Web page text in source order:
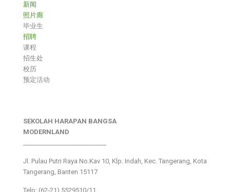
新闻
照片廊
毕业生
招聘
课程
招生处
校历
预定活动
SEKOLAH HARAPAN BANGSA
MODERNLAND
Jl. Pulau Putri Raya No.Kav 10, Klp. Indah, Kec. Tangerang, Kota
Tangerang, Banten 15117
Telp: (62-21) 5529510/11